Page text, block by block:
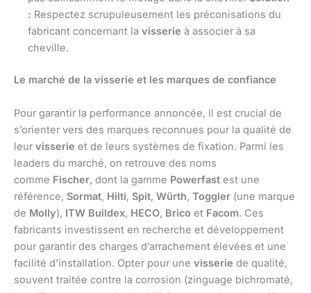
: Respectez scrupuleusement les préconisations du
fabricant concernant la visserie à associer à sa
cheville.
Le marché de la visserie et les marques de confiance
Pour garantir la performance annoncée, il est crucial de
s’orienter vers des marques reconnues pour la qualité de
leur visserie et de leurs systèmes de fixation. Parmi les
leaders du marché, on retrouve des noms
comme Fischer, dont la gamme Powerfast est une
référence, Sormat, Hilti, Spit, Würth, Toggler (une marque
de Molly), ITW Buildex, HECO, Brico et Facom. Ces
fabricants investissent en recherche et développement
pour garantir des charges d’arrachement élevées et une
facilité d’installation. Opter pour une visserie de qualité,
souvent traitée contre la corrosion (zinguage bichromaté,